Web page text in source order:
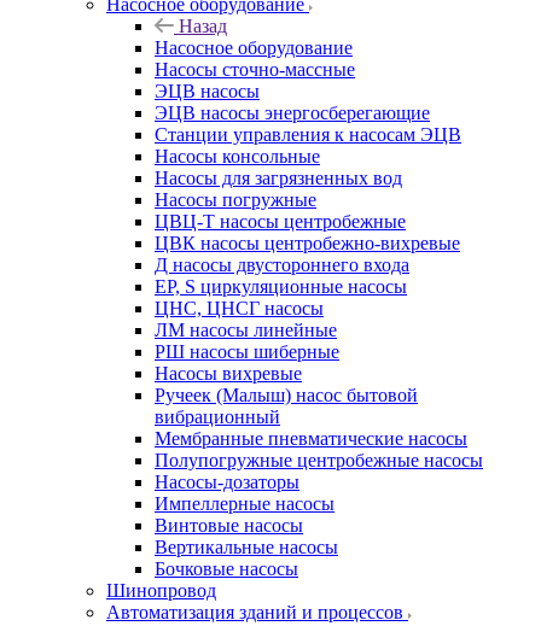
Насосное оборудование
Назад
Насосное оборудование
Насосы сточно-массные
ЭЦВ насосы
ЭЦВ насосы энергосберегающие
Станции управления к насосам ЭЦВ
Насосы консольные
Насосы для загрязненных вод
Насосы погружные
ЦВЦ-Т насосы центробежные
ЦВК насосы центробежно-вихревые
Д насосы двустороннего входа
EP, S циркуляционные насосы
ЦНС, ЦНСГ насосы
ЛМ насосы линейные
РШ насосы шиберные
Насосы вихревые
Ручеек (Малыш) насос бытовой
вибрационный
Мембранные пневматические насосы
Полупогружные центробежные насосы
Насосы-дозаторы
Импеллерные насосы
Винтовые насосы
Вертикальные насосы
Бочковые насосы
Шинопровод
Автоматизация зданий и процессов